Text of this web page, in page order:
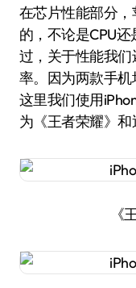
在芯片性能部分
的，不论是CPU
过，关于性能我
率。因为两款手
这里我们使用
为《王者荣耀》和
《